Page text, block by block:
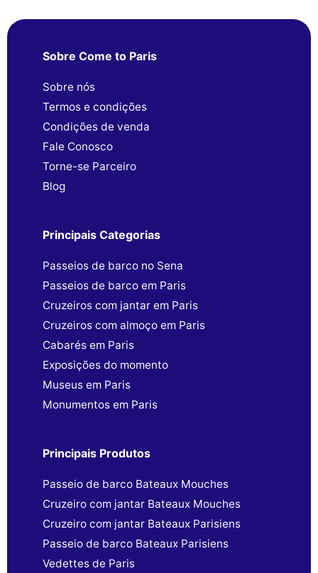
Sobre Come to Paris
Sobre nós
Termos e condições
Condições de venda
Fale Conosco
Torne-se Parceiro
Blog
Principais Categorias
Passeios de barco no Sena
Passeios de barco em Paris
Cruzeiros com jantar em Paris
Cruzeiros com almoço em Paris
Cabarés em Paris
Exposições do momento
Museus em Paris
Monumentos em Paris
Principais Produtos
Passeio de barco Bateaux Mouches
Cruzeiro com jantar Bateaux Mouches
Cruzeiro com jantar Bateaux Parisiens
Passeio de barco Bateaux Parisiens
Vedettes de Paris